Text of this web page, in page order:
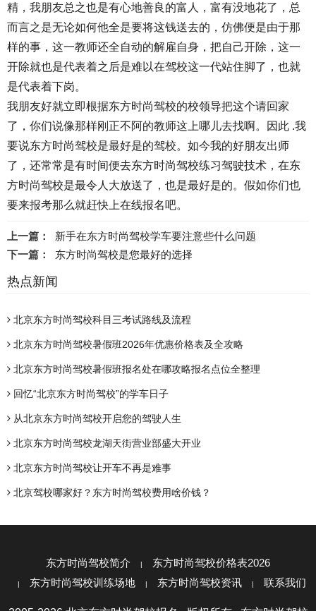
精，我朋友总之也是有心地善良的富人，富有没地花了，总
而言之是无论如何他全是要将这钱送去的，仿佛便是由于那
样的事，这一教师还全自动的解雇自身，把自己开除，这一
开除就也是代表着之后是难以在驾校这一代站住脚了，也就
是代表着下岗。
我朋友好就立即根据东方时尚驾校的校领导把这个请回家
了，你们说像那样刚正不阿的教师这上哪儿去找啊。因此 .我
要说东方时尚驾校是最好是的驾校。如今我的好朋友出师
了，还常常是有时间便去东方时尚驾校练习驾驶技术，在东
方时尚驾校是最令人大放送了，也是最好是的。假如你们也
要来报考那么就赶快上在线报名吧。
上一篇：
新手在东方时尚驾校学车要注意些什么问题
下一篇：
东方时尚驾校是您最好的选择
热点新闻
北京东方时尚驾校科目三考试路线及流程
北京东方时尚驾校暑假班2026年优惠价格表及全攻略
北京东方时尚驾校暑假班报名处在哪攻略报名点位全整理
回忆“北京东方时尚驾校”的学车日子
从北京东方时尚驾校开启您的驾驶人生
北京东方时尚驾校龙湖天街营业部盛大开业
北京东方时尚驾校让开车不再是难事
北京驾校哪家好？东方时尚驾校费用啥价钱？
东方时尚驾校简介
东方时尚驾校价格表2026
东方时尚驾校训练场地
东方时尚驾校资讯 联系我们